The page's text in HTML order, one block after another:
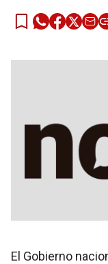
El Gobierno